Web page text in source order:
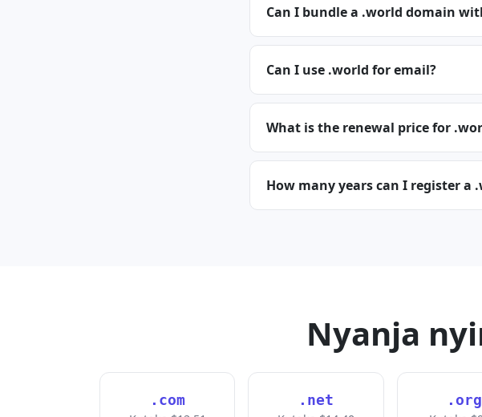
Can I bundle a .world domain
Can I use .world for email?
What is the renewal price for
How many years can I register a
Nyanja
.com .net .org